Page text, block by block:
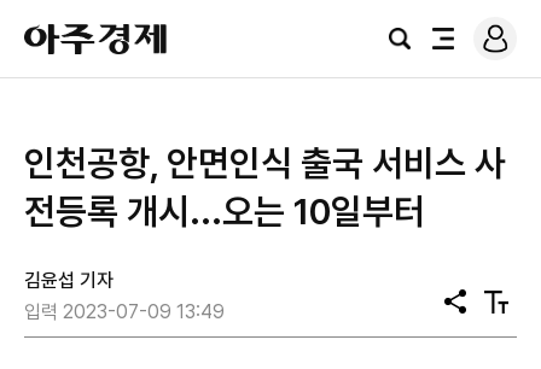
아
주
경
검
전
로
그
인천공항, 안면인식 출국 서비스 사
전등록 개시...오는 10일부터
김윤섭 기자
입력 2023-07-09 13:49
공
유
텍
스